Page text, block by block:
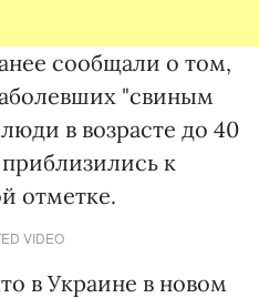
сообщали о том,
"свиным
в возрасте до 40
приблизились к
отметке.
VIDEO
в Украине в новом